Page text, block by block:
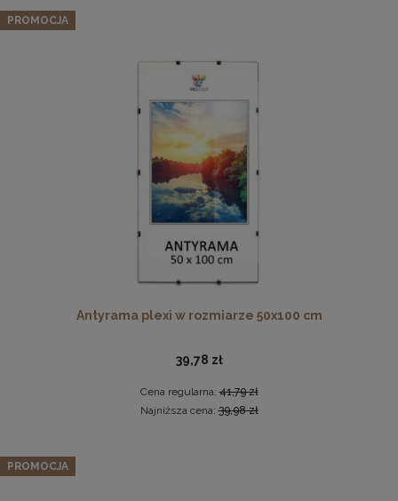
DO KOSZYKA
Drewniana, frezowana ramka na zdjęcia, plakaty, obrazy w
rozmiarze 15 x 21 cm w kolorze białym
Zestaw 3 szt. ramek na zdjęcia 20 x 30 cm czerwonych, z
74,09 zł
Cena regularna:
Najniższa cena:
77,99 zł
DO KOSZYKA
Zestaw 3 szt. ramek na zdjęcia 35 x 100 cm szarych, z
Antyrama plexi w rozmiarze 50x100 cm
39,78 zł
Cena regularna:41,79 zł
Najniższa cena:39,98 zł
PROMOCJA
PROMOCJA